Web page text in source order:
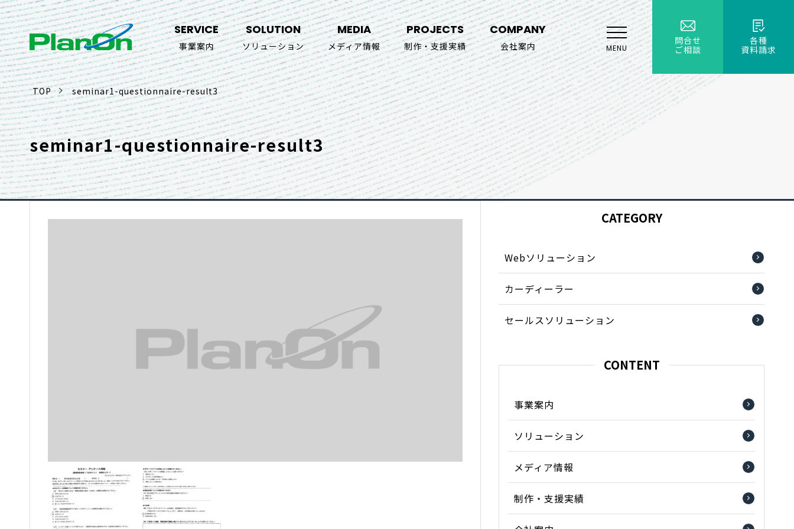
SERVICE
事業案内
SOLUTION
ソリューション
MEDIA
メディア情報
PROJECTS
制作・支援実績
COMPANY
会社案内 MENU
問合せ
ご相談
各種
資料請求
TOP seminar1-questionnaire-result3
seminar1-questionnaire-result3
CATEGORY
Webソリューション
カーディーラー
セールスソリューション
CONTENT
事業案内
ソリューション
メディア情報
制作・支援実績